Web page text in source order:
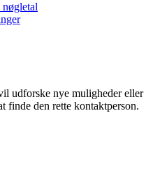
udforske nye muligheder eller
finde den rette kontaktperson.